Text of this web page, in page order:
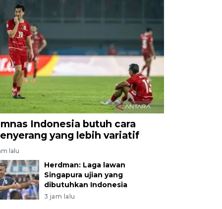
Indonesia butuh cara
yang lebih variatif
lalu
Herdman: Laga lawan
Singapura ujian yang
dibutuhkan Indonesia
3 jam lalu